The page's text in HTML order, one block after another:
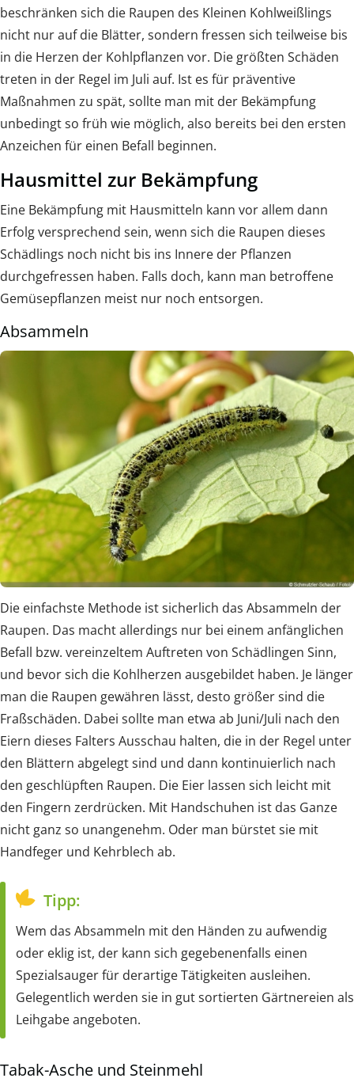
beschränken sich die Raupen des Kleinen Kohlweißlings
nicht nur auf die Blätter, sondern fressen sich teilweise bis
in die Herzen der Kohlpflanzen vor. Die größten Schäden
treten in der Regel im Juli auf. Ist es für präventive
Maßnahmen zu spät, sollte man mit der Bekämpfung
unbedingt so früh wie möglich, also bereits bei den ersten
Anzeichen für einen Befall beginnen.
Hausmittel zur Bekämpfung
Eine Bekämpfung mit Hausmitteln kann vor allem dann
Erfolg versprechend sein, wenn sich die Raupen dieses
Schädlings noch nicht bis ins Innere der Pflanzen
durchgefressen haben. Falls doch, kann man betroffene
Gemüsepflanzen meist nur noch entsorgen.
Absammeln
Die einfachste Methode ist sicherlich das Absammeln der
Raupen. Das macht allerdings nur bei einem anfänglichen
Befall bzw. vereinzeltem Auftreten von Schädlingen Sinn,
und bevor sich die Kohlherzen ausgebildet haben. Je länger
man die Raupen gewähren lässt, desto größer sind die
Fraßschäden. Dabei sollte man etwa ab Juni/Juli nach den
Eiern dieses Falters Ausschau halten, die in der Regel unter
den Blättern abgelegt sind und dann kontinuierlich nach
den geschlüpften Raupen. Die Eier lassen sich leicht mit
den Fingern zerdrücken. Mit Handschuhen ist das Ganze
nicht ganz so unangenehm. Oder man bürstet sie mit
Handfeger und Kehrblech ab.
Tipp:
Wem das Absammeln mit den Händen zu aufwendig
oder eklig ist, der kann sich gegebenenfalls einen
Spezialsauger für derartige Tätigkeiten ausleihen.
Gelegentlich werden sie in gut sortierten Gärtnereien als
Leihgabe angeboten.
Tabak-Asche und Steinmehl